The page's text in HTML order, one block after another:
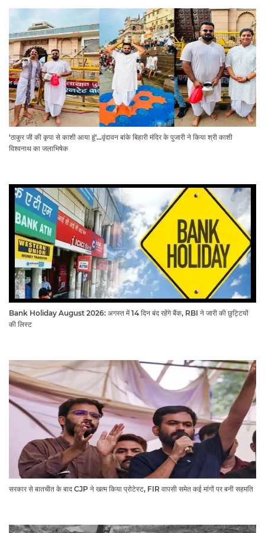
'ठाकुर जी की कृपा से काशी आया हूं'...वृंदावन बांके बिहारी मंदिर के पुजारी ने किया श्री काशी
विश्वनाथ का जलाभिषेक
Bank Holiday August 2026: अगस्त में 14 दिन बंद रहेंगे बैंक, RBI ने जारी की छुट्टियों
की लिस्ट​​​​​​​
सरकार से बातचीत के बाद CJP ने खत्म किया प्रोटेस्ट, FIR वापसी समेत कई मांगों पर बनी सहमति